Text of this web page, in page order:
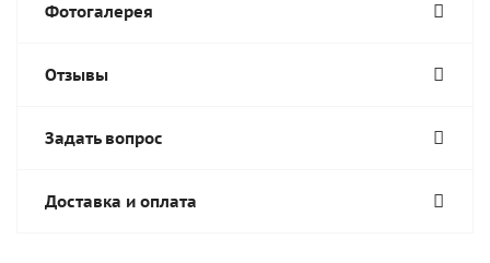
Фотогалерея
Отзывы
Задать вопрос
Доставка и оплата